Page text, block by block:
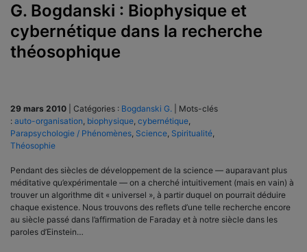
G. Bogdanski : Biophysique et
cybernétique dans la recherche
théosophique
29 mars 2010 Catégories : Bogdanski G.
Mots-clés
: auto-organisation biophysique cybernétique
Parapsychologie / Phénomènes Science Spiritualité
Théosophie
Pendant des siècles de développement de la science — auparavant plus
méditative qu’expérimentale — on a cherché intuitivement (mais en vain) à
trouver un algorithme dit « universel », à partir duquel on pourrait déduire
chaque existence. Nous trouvons des reflets d’une telle recherche encore
au siècle passé dans l’affirmation de Faraday et à notre siècle dans les
paroles d’Einstein…